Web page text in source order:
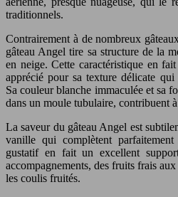
traditionnels.
Contrairement à de nombreux
gâteau Angel tire sa structure de la
en neige. Cette caractéristique en
apprécié pour sa texture délicate
Sa couleur blanche immaculée et sa
dans un moule tubulaire, contribuent
La saveur du gâteau Angel est
vanille qui complètent
gustatif en fait un excellent
accompagnements, des fruits frais
les coulis fruités.